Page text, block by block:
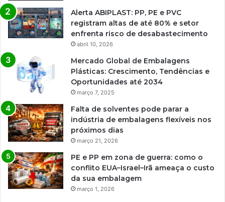
Alerta ABIPLAST: PP, PE e PVC
registram altas de até 80% e setor
enfrenta risco de desabastecimento
abril 10, 2026
Mercado Global de Embalagens
Plásticas: Crescimento, Tendências e
Oportunidades até 2034
março 7, 2025
Falta de solventes pode parar a
indústria de embalagens flexíveis nos
próximos dias
março 21, 2026
PE e PP em zona de guerra: como o
conflito EUA–Israel–Irã ameaça o custo
da sua embalagem
março 1, 2026